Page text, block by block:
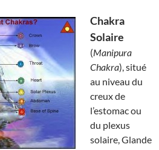
Chakra
Solaire
(Manipura
Chakra), situé
au niveau du
creux de
l’estomac ou
du plexus
solaire, Glande